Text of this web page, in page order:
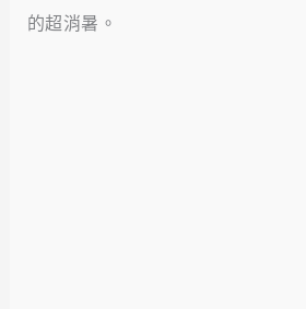
的超消暑。